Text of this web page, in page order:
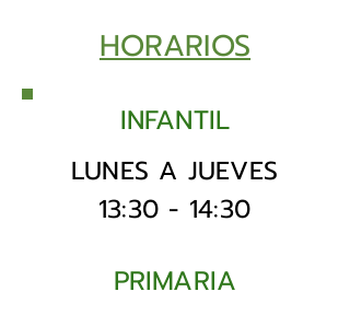
HORARIOS
INFANTIL
LUNES A JUEVES
13:30 - 14:30
PRIMARIA